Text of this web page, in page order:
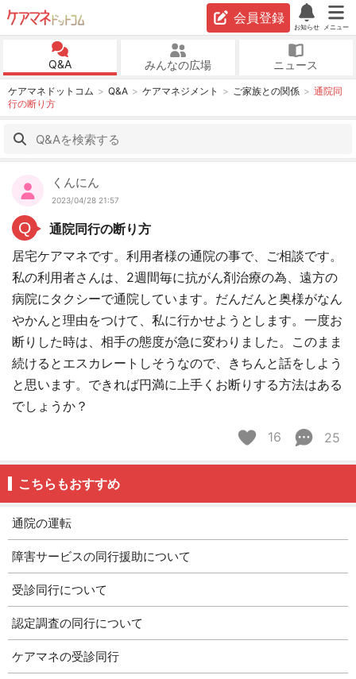
会員登録
お知らせ メニュー
Q&A みんなの広場 ニュース
ケアマネドットコム Q&A ケアマネジメント ご家族との関係
通院同
行の断り方
くんにん
2023/04/28 21:57
Q
通院同行の断り方
居宅ケアマネです。利用者様の通院の事で、ご相談です。
私の利用者さんは、2週間毎に抗がん剤治療の為、遠方の
病院にタクシーで通院しています。だんだんと奥様がなん
やかんと理由をつけて、私に行かせようとします。一度お
断りした時は、相手の態度が急に変わりました。このまま
続けるとエスカレートしそうなので、きちんと話をしよう
と思います。できれば円満に上手くお断りする方法はある
でしょうか？
16
25
こちらもおすすめ
通院の運転
障害サービスの同行援助について
受診同行について
認定調査の同行について
ケアマネの受診同行